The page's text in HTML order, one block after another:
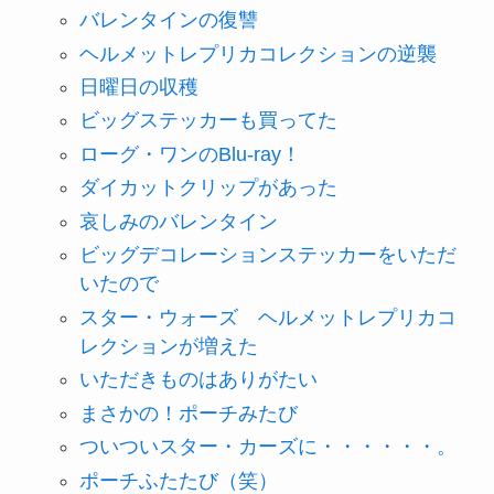
バレンタインの復讐
ヘルメットレプリカコレクションの逆襲
日曜日の収穫
ビッグステッカーも買ってた
ローグ・ワンのBlu-ray！
ダイカットクリップがあった
哀しみのバレンタイン
ビッグデコレーションステッカーをいただ
いたので
スター・ウォーズ ヘルメットレプリカコ
レクションが増えた
いただきものはありがたい
まさかの！ポーチみたび
ついついスター・カーズに・・・・・・。
ポーチふたたび（笑）